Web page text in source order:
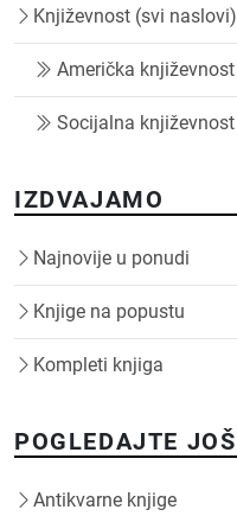
Književnost (svi naslovi)
Američka književnost
Socijalna književnost
IZDVAJAMO
Najnovije u ponudi
Knjige na popustu
Kompleti knjiga
POGLEDAJTE JOŠ
Antikvarne knjige